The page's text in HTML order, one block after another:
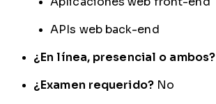
APIs web back-end
¿En línea, presencial o ambos?
¿Examen requerido?No